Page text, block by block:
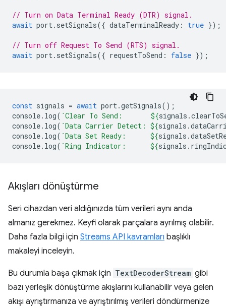
// Turn on Data Terminal Ready (DTR) signal.
await port. setSignals({ dataTerminalReady : true });
// Turn off Request To Send (RTS) signal.
await port. setSignals({ requestToSend : false });
const signals = await port.getSignals();
console. log( `Clear To Send: ${signals .
console. log( `Data Carrier Detect: ${signals .
console. log( `Data Set Ready: ${signals .
console. log( `Ring Indicator: ${signals .
Akışları dönüştürme
Seri cihazdan veri aldığınızda tüm verileri aynı anda
almanız gerekmez. Keyfi olarak parçalara ayrılmış olabilir.
Daha fazla bilgi için Streams API kavramları başlıklı
makaleyi inceleyin.
Bu durumla başa çıkmak için TextDecoderStream gibi
bazı yerleşik dönüştürme akışlarını kullanabilir veya gelen
akışı ayrıştırmanıza ve ayrıştırılmış verileri döndürmenize